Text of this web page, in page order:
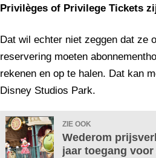
Privilèges of Privilege Tickets
Dat wil echter niet zeggen dat ze
reservering moeten
rekenen en op te halen. Dat kan
Disney Studios Park.
ZIE OOK
Wederom
jaar toegang voor